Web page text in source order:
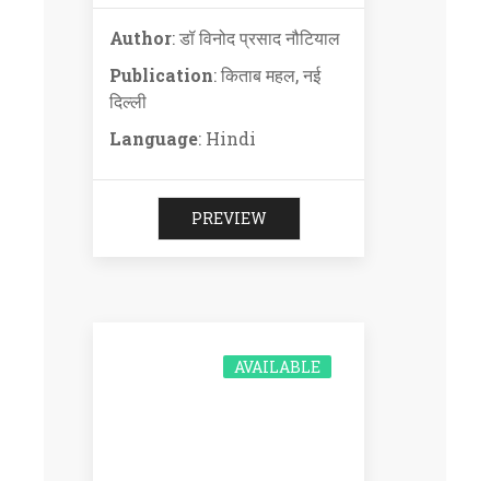
Author: डॉ विनोद प्रसाद नौटियाल
Publication: किताब महल, नई
दिल्ली
Language: Hindi
PREVIEW
AVAILABLE